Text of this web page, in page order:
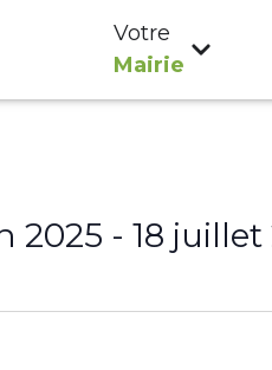
Votre
Mairie
2025 - 18 juillet